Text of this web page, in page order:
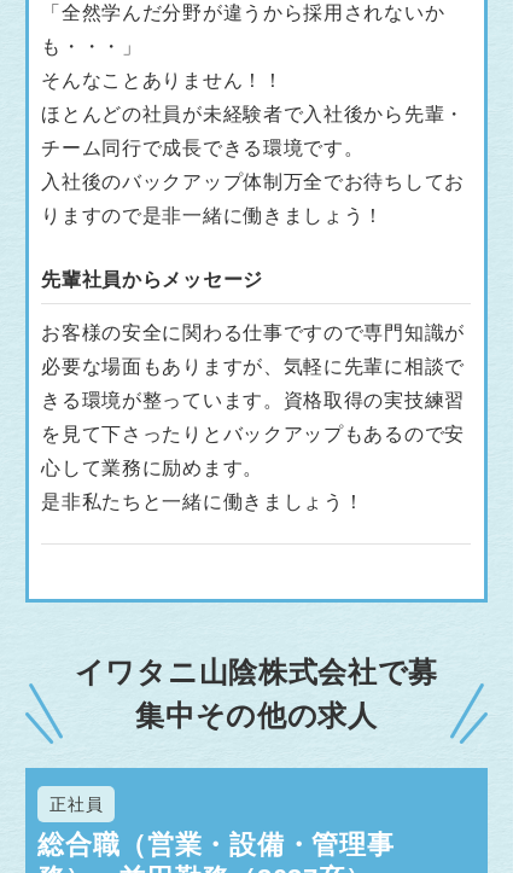
「全然学んだ分野が違うから採用されないか
も・・・」
そんなことありません！！
ほとんどの社員が未経験者で入社後から先輩・
チーム同行で成長できる環境です。
入社後のバックアップ体制万全でお待ちしてお
りますので是非一緒に働きましょう！
先輩社員からメッセージ
お客様の安全に関わる仕事ですので専門知識が
必要な場面もありますが、気軽に先輩に相談で
きる環境が整っています。資格取得の実技練習
を見て下さったりとバックアップもあるので安
心して業務に励めます。
是非私たちと一緒に働きましょう！
イワタニ山陰株式会社で募
集中その他の求人
正社員
総合職（営業・設備・管理事